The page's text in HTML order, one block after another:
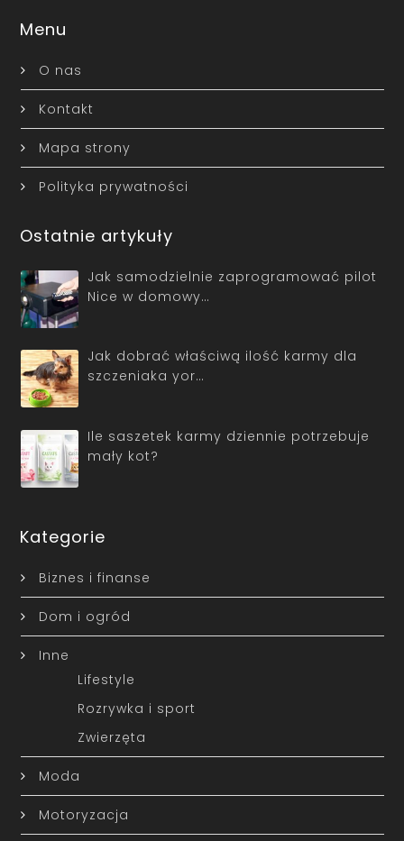
Menu
O nas
Kontakt
Mapa strony
Polityka prywatności
Ostatnie artykuły
Jak samodzielnie zaprogramować pilot
Nice w domowy…
Jak dobrać właściwą ilość karmy dla
szczeniaka yor…
Ile saszetek karmy dziennie potrzebuje
mały kot?
Kategorie
Biznes i finanse
Dom i ogród
Inne
Lifestyle
Rozrywka i sport
Zwierzęta
Moda
Motoryzacja